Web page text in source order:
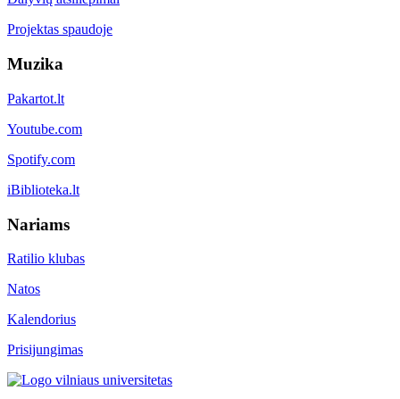
Projektas spaudoje
Muzika
Pakartot.lt
Youtube.com
Spotify.com
iBiblioteka.lt
Nariams
Ratilio klubas
Natos
Kalendorius
Prisijungimas